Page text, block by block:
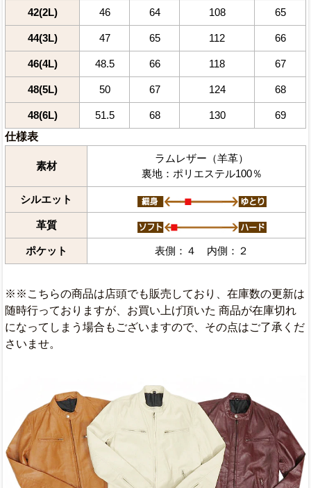
42(2L) 46 64 108 65
44(3L) 47 65 112 66
46(4L) 48.5 66 118 67
48(5L) 50 67 124 68
48(6L) 51.5 68 130 69
仕様表
素材
ラムレザー（羊革）
裏地：ポリエステル100％
シルエット
革質
ポケット 表側：４ 内側：２
※※こちらの商品は店頭でも販売しており、在庫数の更新は
随時行っておりますが、お買い上げ頂いた 商品が在庫切れ
になってしまう場合もございますので、その点はご了承くだ
さいませ。